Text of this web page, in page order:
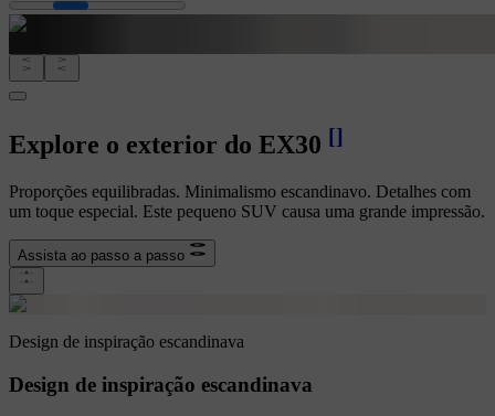
Explore o exterior do EX30 []
Proporções equilibradas. Minimalismo escandinavo. Detalhes com
um toque especial. Este pequeno SUV causa uma grande impressão.
Assista ao passo a passo
Design de inspiração escandinava
Design de inspiração escandinava